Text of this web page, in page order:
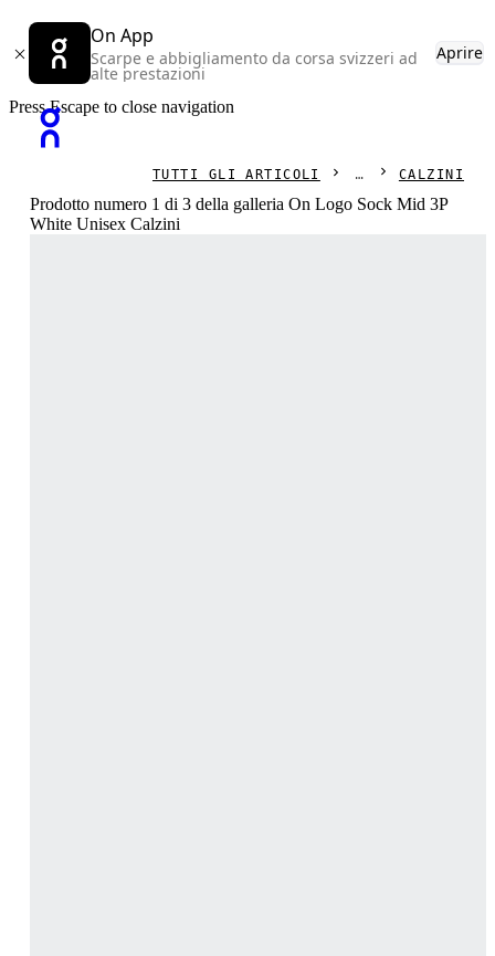
On App
Scarpe e abbigliamento da corsa svizzeri ad
alte prestazioni
Aprire
Press Escape to close navigation
TUTTI GLI ARTICOLI CALZINI
Prodotto numero 1 di 3 della galleria On Logo Sock Mid 3P
White Unisex Calzini